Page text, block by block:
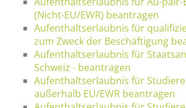
(Nicht-EU/EWR) beantragen
Aufenthaltserlaubnis für
zum Zweck der Beschäftigung
Aufenthaltserlaubnis für
Schweiz - beantragen
Aufenthaltserlaubnis für
außerhalb EU/EWR beantragen